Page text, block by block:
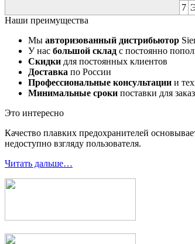
7
Наши преимущества
Мы авторизованный дистрибьютор
У нас большой склад с постоянно
Скидки для постоянных клиентов
Доставка по России
Профессиональные консультации и
Минимальные сроки поставки для
Это интересно
Качество плавких предохранителей
недоступно взгляду пользователя.
Читать дальше…